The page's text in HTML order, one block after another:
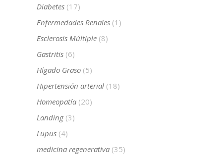
Diabetes (17)
Enfermedades Renales (1)
Esclerosis Múltiple (8)
Gastritis (6)
Hígado Graso (5)
Hipertensión arterial (18)
Homeopatía (20)
Landing (3)
Lupus (4)
medicina regenerativa (35)